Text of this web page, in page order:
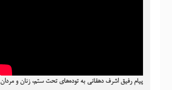
پیام رفیق اشرف دهقانی به توده‌های تحت ستم، زنان و مردان